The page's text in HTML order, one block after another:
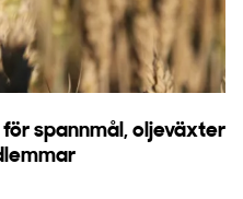
spannmål, oljeväxter